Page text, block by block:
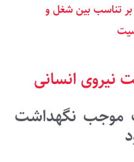
بر تناسب بین شغل و
موجب نگهداشت